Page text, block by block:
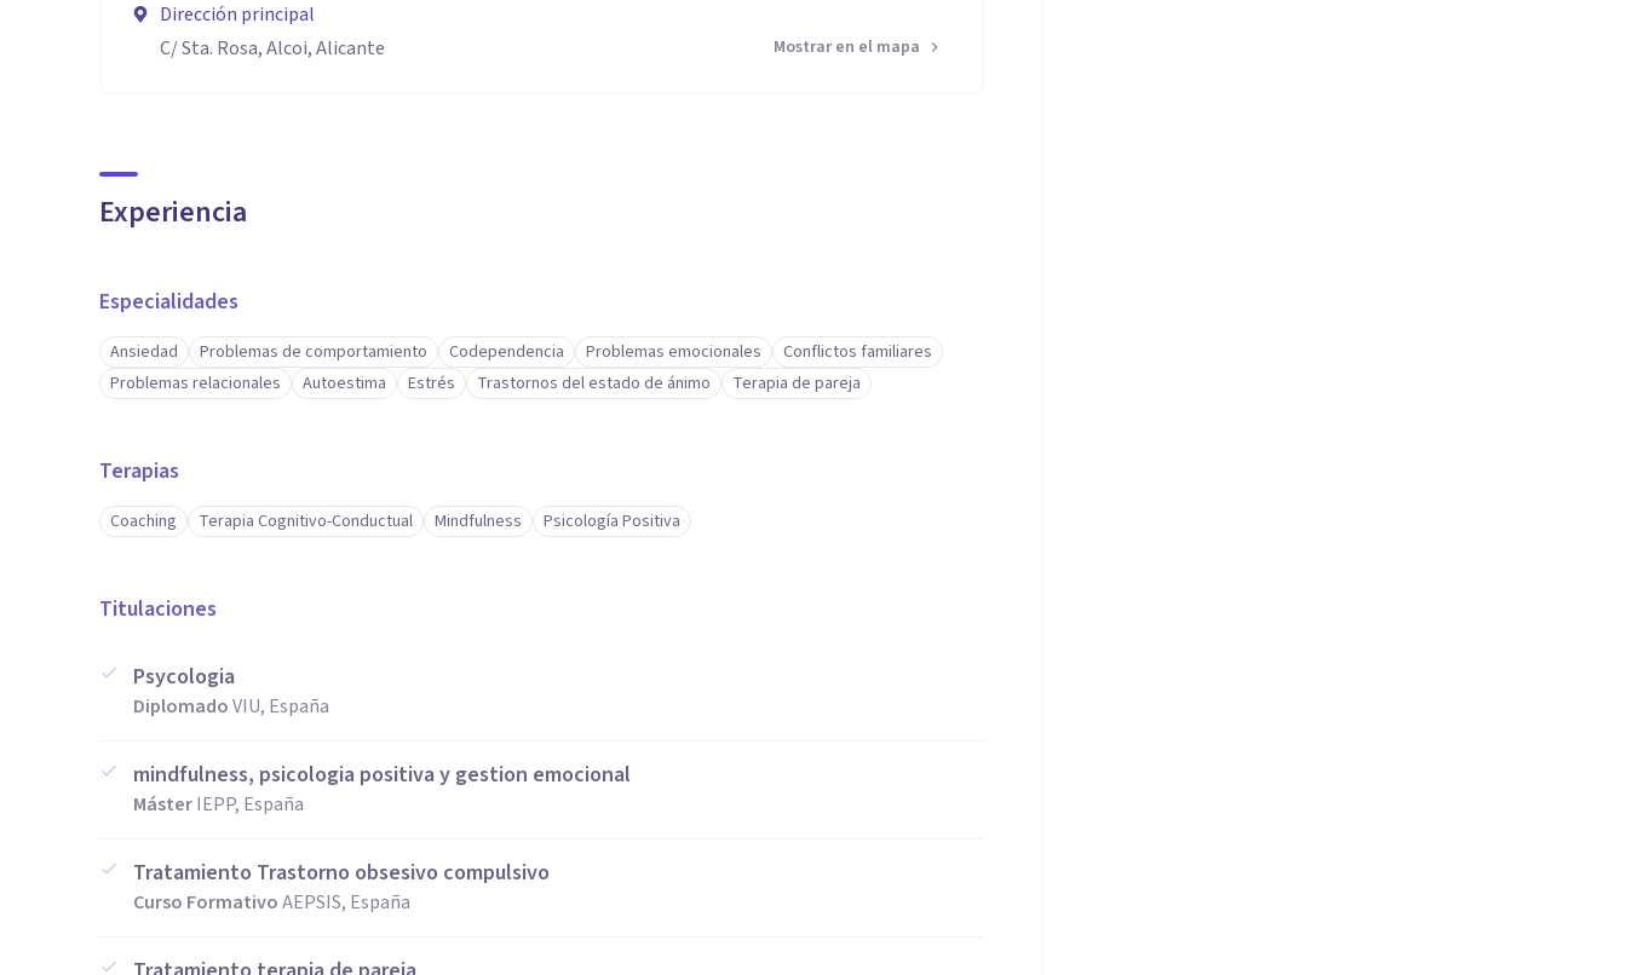
Burnout (Agotamiento y estrés relacionado con el trabajo)
TOC, Apego Y Relaciones de Pareja.
Dirección principal
C/ Sta. Rosa, Alcoi, Alicante
Mostrar en el mapa
Experiencia
Especialidades
Ansiedad Problemas de comportamiento Codependencia Problemas emocionales
Conflictos familiares
Problemas relacionales
Autoestima Estrés Trastornos del estado de ánimo Terapia de pareja
Terapias
Coaching Terapia Cognitivo-Conductual Mindfulness Psicología Positiva
Titulaciones
Psycologia
DiplomadoVIU, España
mindfulness, psicologia positiva y gestion emocional
MásterIEPP, España
Tratamiento Trastorno obsesivo compulsivo
Curso FormativoAEPSIS, España